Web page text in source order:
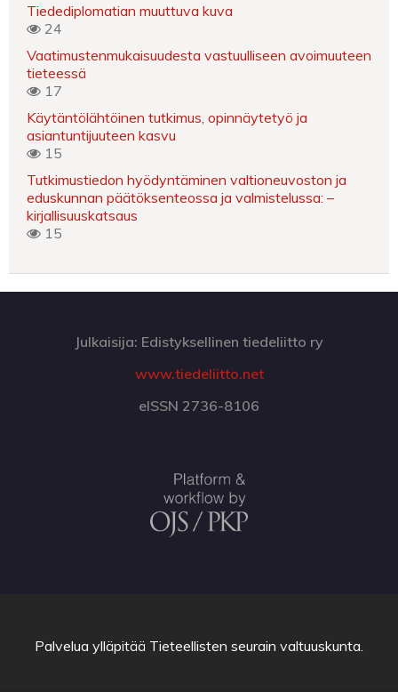
Tiedediplomatian muuttuva kuva
24
Vaatimustenmukaisuudesta vastuulliseen avoimuuteen
tieteessä
17
Käytäntölähtöinen tutkimus, opinnäytetyö ja
asiantuntijuuteen kasvu
15
Tutkimustiedon hyödyntäminen valtioneuvoston ja
eduskunnan päätöksenteossa ja valmistelussa: –
kirjallisuuskatsaus
15
Julkaisija: Edistyksellinen tiedeliitto ry
www.tiedeliitto.net
eISSN 2736-8106
Palvelua ylläpitää Tieteellisten seurain valtuuskunta